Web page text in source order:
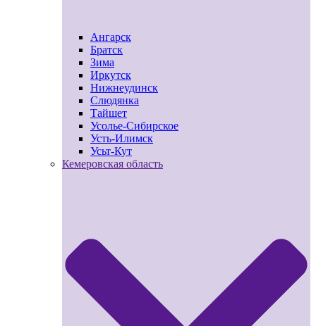
Ангарск
Братск
Зима
Иркутск
Нижнеудинск
Слюдянка
Тайшет
Усолье-Сибирское
Усть-Илимск
Усьт-Кут
Кемеровская область